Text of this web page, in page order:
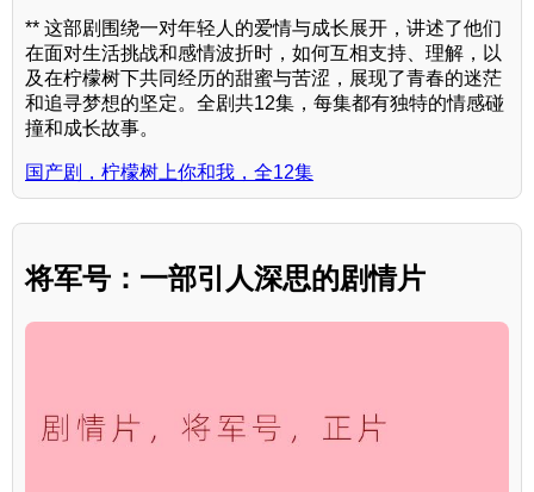
** 这部剧围绕一对年轻人的爱情与成长展开，讲述了他们
在面对生活挑战和感情波折时，如何互相支持、理解，以
及在柠檬树下共同经历的甜蜜与苦涩，展现了青春的迷茫
和追寻梦想的坚定。全剧共12集，每集都有独特的情感碰
撞和成长故事。
国产剧，柠檬树上你和我，全12集
将军号：一部引人深思的剧情片